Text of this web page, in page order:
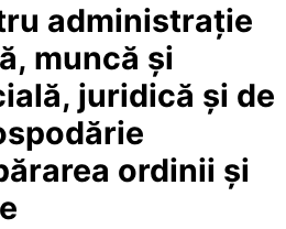
administrație
muncă și
juridică și de
ordinii și